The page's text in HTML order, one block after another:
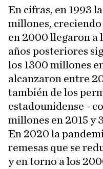
En cifras, en 1993
millones, creciendo
en 2000 llegaron a
años posteriores
los 1300 millones
alcanzaron entre
también de los
estadounidense -
millones en 2015 y
En 2020 la
remesas que se
y en torno a los